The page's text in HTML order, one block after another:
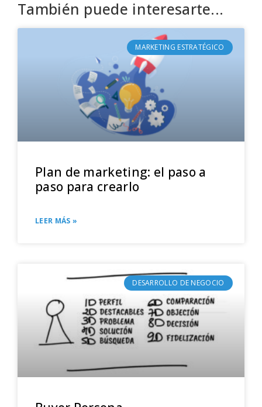
También puede interesarte...
MARKETING ESTRATÉGICO
Plan de marketing: el paso a
paso para crearlo
LEER MÁS »
DESARROLLO DE NEGOCIO